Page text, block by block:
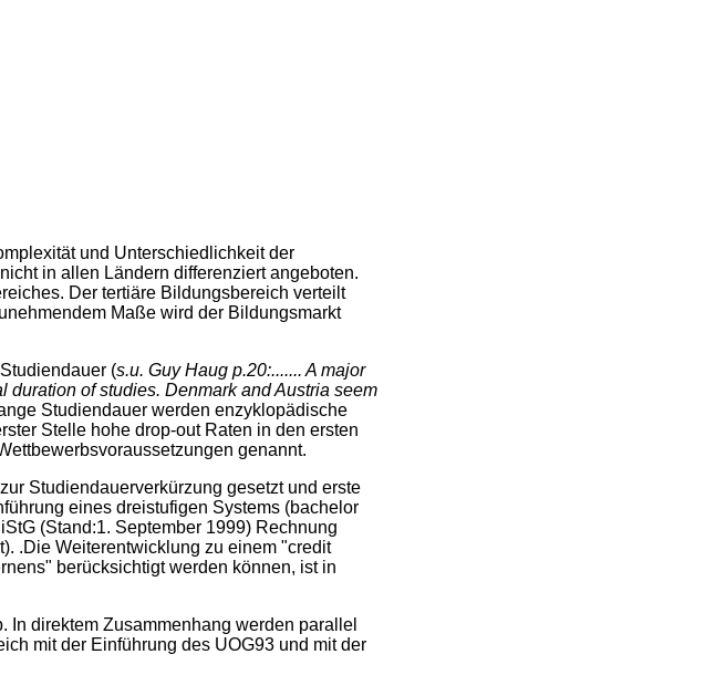
und Unterschiedlichkeit der
in allen Ländern differenziert angeboten.
Der tertiäre Bildungsbereich verteilt
Maße wird der Bildungsmarkt
(s.u. Guy Haug p.20:....... A major
of studies. Denmark and Austria seem
Studiendauer werden enzyklopädische
Stelle hohe drop-out Raten in den ersten
genannt.
Studiendauerverkürzung gesetzt und erste
eines dreistufigen Systems (bachelor
(Stand:1. September 1999) Rechnung
.Die Weiterentwicklung zu einem "credit
berücksichtigt werden können, ist in
direktem Zusammenhang werden parallel
mit der Einführung des UOG93 und mit der